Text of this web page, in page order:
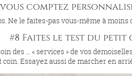
vous comptez
Ne le faites-pas vous-même à moins
#8 Faites le test du petit
des … « services » de vos
coin. Essayez aussi de marcher en